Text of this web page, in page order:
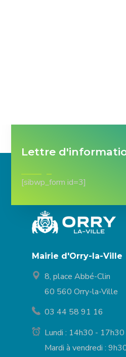
Lettre
[sibwp_form id=3]
Mairie d'Orry-la-Ville
8, place Abbé-Clin
60 560 Orry-la-Ville
03 44 58 91 16
Lundi : 14h30 - 17h30
Mardi à vendredi :